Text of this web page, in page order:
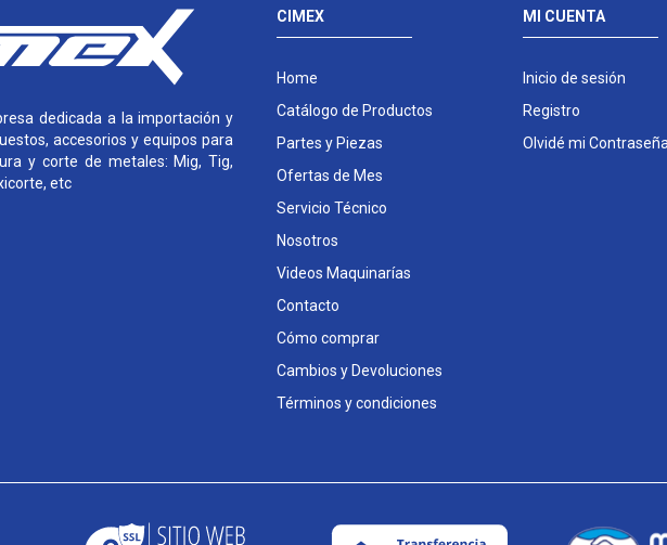
dedicada a la importación y
accesorios y equipos para
y corte de metales: Mig, Tig,
etc
CIMEX
Home
Catálogo de Productos
Partes y Piezas
Ofertas de Mes
Servicio Técnico
Nosotros
Videos Maquinarías
Contacto
Cómo comprar
Cambios y Devoluciones
Términos y condiciones
MI CUENTA
Inicio de sesión
Registro
Olvidé mi Contraseña